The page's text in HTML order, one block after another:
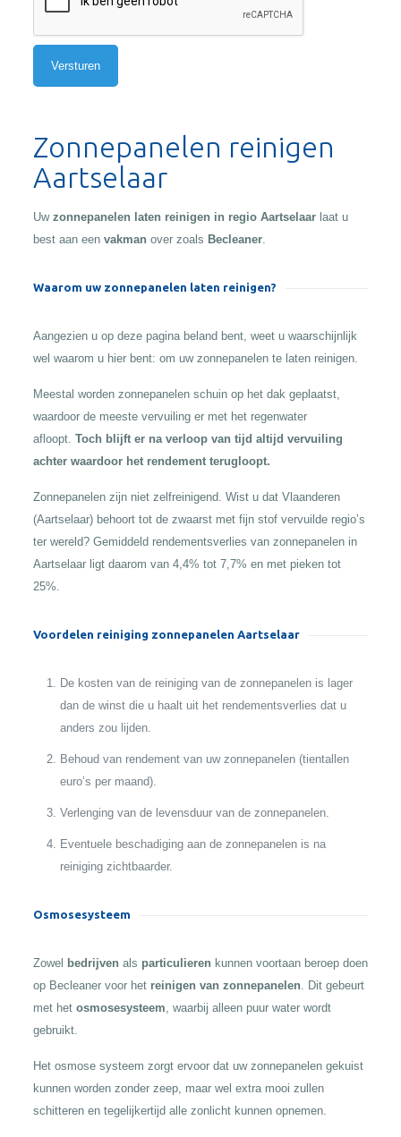
Zonnepanelen reinigen
Aartselaar
Uw zonnepanelen laten reinigen in regio Aartselaar laat u
best aan een vakman over zoals Becleaner.
Waarom uw zonnepanelen laten reinigen?
Aangezien u op deze pagina beland bent, weet u waarschijnlijk
wel waarom u hier bent: om uw zonnepanelen te laten reinigen.
Meestal worden zonnepanelen schuin op het dak geplaatst,
waardoor de meeste vervuiling er met het regenwater
afloopt. Toch blijft er na verloop van tijd altijd vervuiling
achter waardoor het rendement terugloopt.
Zonnepanelen zijn niet zelfreinigend. Wist u dat Vlaanderen
(Aartselaar) behoort tot de zwaarst met fijn stof vervuilde regio’s
ter wereld? Gemiddeld rendementsverlies van zonnepanelen in
Aartselaar ligt daarom van 4,4% tot 7,7% en met pieken tot
25%.
Voordelen reiniging zonnepanelen Aartselaar
De kosten van de reiniging van de zonnepanelen is lager
dan de winst die u haalt uit het rendementsverlies dat u
anders zou lijden.
Behoud van rendement van uw zonnepanelen (tientallen
euro’s per maand).
Verlenging van de levensduur van de zonnepanelen.
Eventuele beschadiging aan de zonnepanelen is na
reiniging zichtbaarder.
Osmosesysteem
Zowel bedrijven als particulieren kunnen voortaan beroep doen
op Becleaner voor het reinigen van zonnepanelen. Dit gebeurt
met het osmosesysteem, waarbij alleen puur water wordt
gebruikt.
Het osmose systeem zorgt ervoor dat uw zonnepanelen gekuist
kunnen worden zonder zeep, maar wel extra mooi zullen
schitteren en tegelijkertijd alle zonlicht kunnen opnemen.